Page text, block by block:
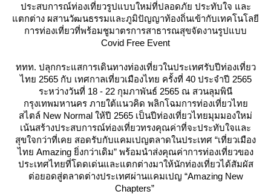
ประสบการณ์ท่องเที่ยวรูปแบบใหม่ที่ปลอดภัย ประทับใจ และ
ตกต่าง ผสานวัฒนธรรมและภูมิปัญญาท้องถิ่นเข้ากับเทคโนโลยี
การท่องเที่ยวที่พร้อมชูมาตรการสาธารณสุขจัดงานรูปแบบ
Covid Free Event
ททท. ปลุกกระแสการเดินทางท่องเที่ยวในประเทศรับปีท่องเที่ยว
ไทย 2565 กับ เทศกาลเที่ยวเมืองไทย ครั้งที่ 40 ประจำปี 2565
ระหว่างวันที่ 18 - 22 กุมภาพันธ์ 2565 ณ สวนลุมพินี
กรุงเทพมหานคร ภายใต้แนวคิด พลิกโฉมการท่องเที่ยวไท
สไตล์ New Normal ให้ปี 2565 เป็นปีท่องเที่ยวไทยมุมมองใหม่
เน้นสร้างประสบการณ์ท่องเที่ยวทรงคุณค่าที่จะประทับใจและ
สุขใจกว่าที่เคย สอดรับกับแคมเปญตลาดในประเทศ “เที่ยวเมือง
ไทย Amazing ยิ่งกว่าเดิม” พร้อมนำส่งคุณค่าการท่องเที่ยวของ
ประเทศไทยที่โดดเด่นและแตกต่างมาให้นักท่องเที่ยวได้สัมผัส
ต่อยอดสู่ตลาดต่างประเทศผ่านแคมเปญ “Amazing New
Chapters”